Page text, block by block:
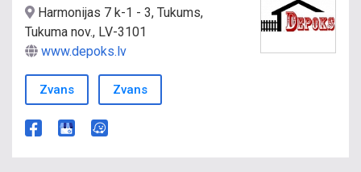
Harmonijas 7 k-1 - 3, Tukums,
Tukuma nov., LV-3101
www.depoks.lv
Zvans Zvans